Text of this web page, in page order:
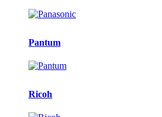
Pantum
Ricoh